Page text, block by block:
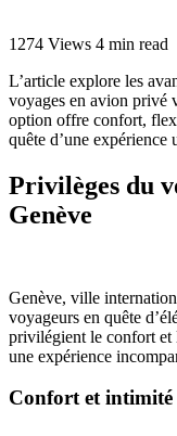
1274 Views 4 min read
L’article explore les
voyages en avion privé
option offre confort,
quête d’une expérience
Privilèges du
Genève
Genève, ville
voyageurs en quête
privilégient le confort et
une expérience
Confort et intimité